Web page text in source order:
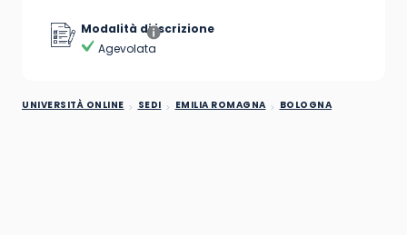
Modalità di iscrizione
Agevolata
UNIVERSITÀ ONLINE SEDI EMILIA ROMAGNA BOLOGNA